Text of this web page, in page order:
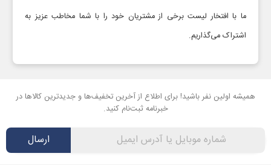
ما با افتخار لیست برخی از مشتریان خود را با شما مخاطب عزیز به
اشتراک می‌گذاریم.​​
همیشه اولین نفر باشید! برای اطلاع از آخرین تخفیف‌ها و جدیدترین کالاها در
خبرنامه ثبت‌نام کنید.
ارسال